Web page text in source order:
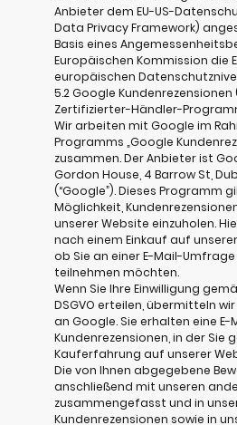
Anbieter dem EU-US-
Data Privacy Framework)
Basis eines
Europäischen Kommission die
europäischen
5.2 Google
Zertifizierter-Händler-
Wir arbeiten mit Google im
Programms „Google
zusammen. Der Anbieter ist
Gordon House, 4 Barrow St,
(“Google”). Dieses Programm
Möglichkeit,
unserer Website einzuholen.
nach einem Einkauf auf
ob Sie an einer E-Mail-
teilnehmen möchten.
Wenn Sie Ihre Einwilligung
DSGVO erteilen, übermitteln
an Google. Sie erhalten eine E-
Kundenrezensionen, in der Sie
Kauferfahrung auf unserer
Die von Ihnen abgegebene
anschließend mit unseren
zusammengefasst und in
Kundenrezensionen sowie in